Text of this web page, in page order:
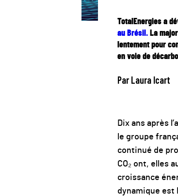
TotalEnergies a
au Brésil.La
lentement pour
en voie de
Par Laura Icart
Dix ans après
le groupe
continué de
CO₂ ont, elles
croissance
dynamique est